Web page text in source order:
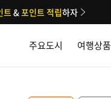
주요도시 여행상품
트&포인트 적립하자